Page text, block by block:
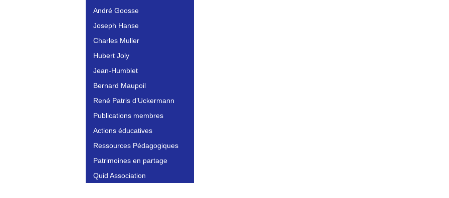
André Goosse
Joseph Hanse
Charles Muller
Hubert Joly
Jean-Humblet
Bernard Maupoil
René Patris d’Uckermann
Publications membres
Actions éducatives
Ressources Pédagogiques
Patrimoines en partage
Quid Association